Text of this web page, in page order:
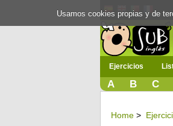
Ejercicios
A B C
Home >
Usamos cookies propias y de